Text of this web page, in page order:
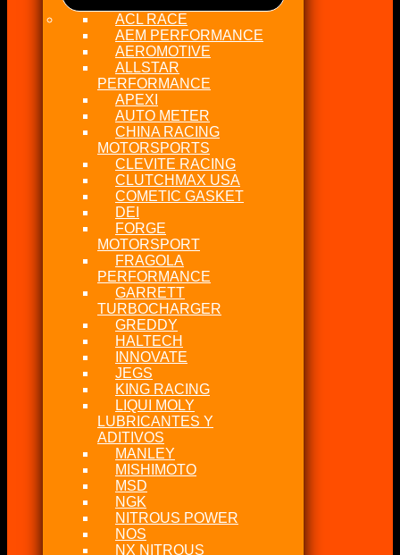
ACL RACE
AEM PERFORMANCE
AEROMOTIVE
ALLSTAR
PERFORMANCE
APEXI
AUTO METER
CHINA RACING
MOTORSPORTS
CLEVITE RACING
CLUTCHMAX USA
COMETIC GASKET
DEI
FORGE
MOTORSPORT
FRAGOLA
PERFORMANCE
GARRETT
TURBOCHARGER
GREDDY
HALTECH
INNOVATE
JEGS
KING RACING
LIQUI MOLY
LUBRICANTES Y
ADITIVOS
MANLEY
MISHIMOTO
MSD
NGK
NITROUS POWER
NOS
NX NITROUS